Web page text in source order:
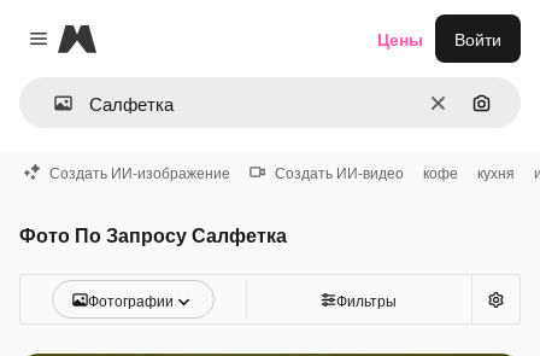
Close menu
Magnific
ОчиститьПоиск
Цены Войти
Создать ИИ-изображение Создать ИИ-видео кофе кухня
Фото По Запросу Салфетка
Фотографии Фильтры